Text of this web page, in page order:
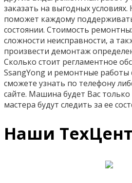
заказать на выгодных
поможет каждому
состоянии. Стоимость
сложности неисправности, а
произвести демонтаж
Сколько стоит регламентное
SsangYong и ремонтные работы
сможете узнать по телефону
сайте. Машина будет Вас
мастера будут следить за ее
Наши